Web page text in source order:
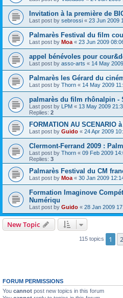
Invitation à la première de
Last post by sebrossi « 23 Jun 2009
Palmarès Festival du film
Last post by Moa « 23 Jun 2009
appel bénévoles pour
Last post by asso-arts « 14 May
Palmarès les Gérard du
Last post by Thorn « 14 May 2009
palmarès du film rhônalpin -
Last post by LPM « 13 May 2009
Replies: 2
FORMATION AU SCENARIO
Last post by Guido « 24 Apr 2009
Clermont-Ferrand 2009 :
Last post by Thorn « 09 Feb 2009
Replies: 3
Palmarès Festival du CM
Last post by Moa « 30 Jan 2009
Formation Imaginove
Numériqu
Last post by Guido « 28 Jan 2009
New Topic
115 topics 1 2
FORUM PERMISSIONS
You cannot post new topics in this forum